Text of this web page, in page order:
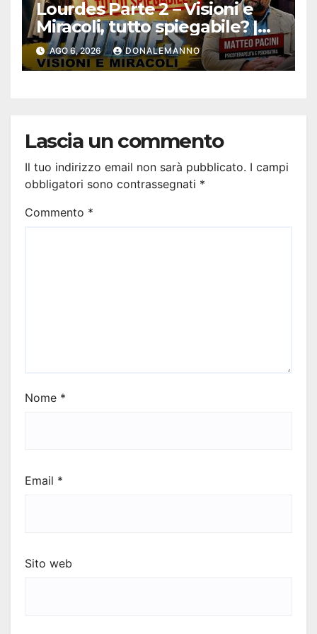
Lourdes Parte 2 – Visioni e
Miracoli, tutto spiegabile? |
Debunking |
#ConfessionalePodcast 294
AGO 6, 2026 DONALEMANNO
Lascia un commento
Il tuo indirizzo email non sarà pubblicato. I campi
obbligatori sono contrassegnati *
Commento *
Nome *
Email *
Sito web